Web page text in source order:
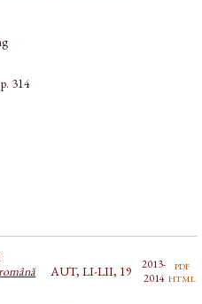
314
AUT, LI-LII, 19
2013-
2014
pdf
html